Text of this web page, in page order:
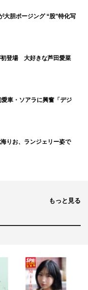
大胆ポージング “股”特化写
初登場 大好きな芦田愛菜
車・ソアラに興奮「デジ
りお、ランジェリー姿で
もっと見る